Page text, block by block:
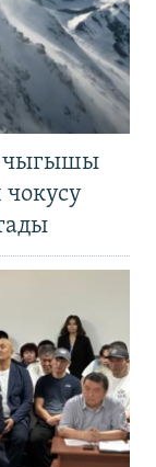
чыгышы